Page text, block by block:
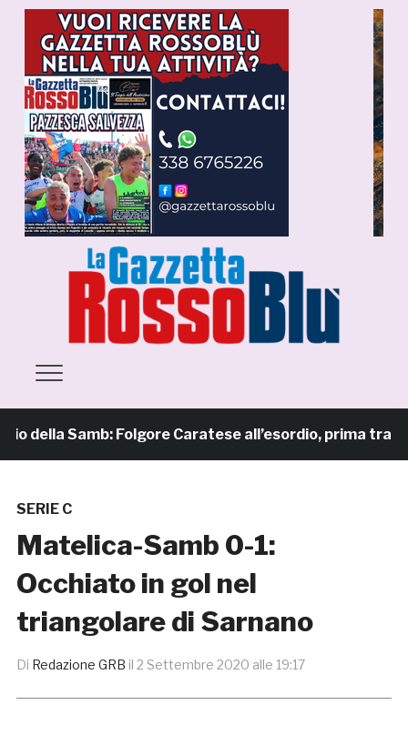
Samb: Folgore Caratese all’esordio, prima
SERIE C
Matelica-Samb 0-1:
Occhiato in gol nel
triangolare di Sarnano
Di Redazione GRB il 2 Settembre 2020 alle 19:17